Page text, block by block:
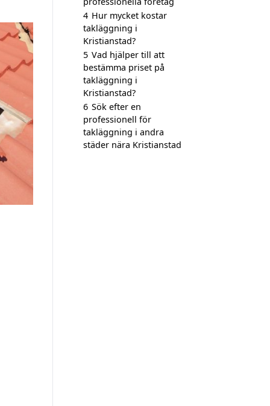
4 Hur mycket kostar
takläggning i
Kristianstad?
5 Vad hjälper till att
bestämma priset på
takläggning i
Kristianstad?
6 Sök efter en
professionell för
takläggning i andra
städer nära Kristianstad